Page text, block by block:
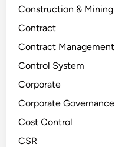
Construction & Mining
Contract
Contract Management
Control System
Corporate
Corporate Governance
Cost Control
CSR